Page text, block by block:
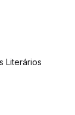
Literários